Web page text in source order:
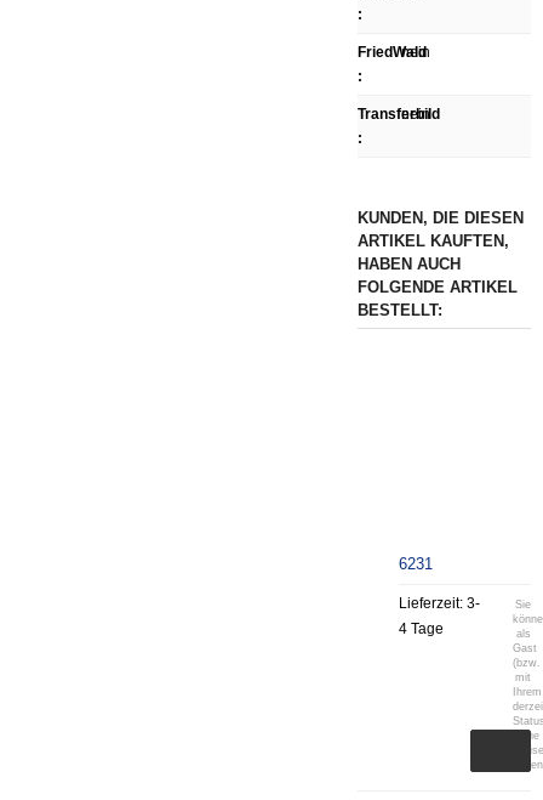
:
FriedWald
:
nein
Transferbild
:
nein
KUNDEN, DIE DIESEN
ARTIKEL KAUFTEN,
HABEN AUCH
FOLGENDE ARTIKEL
BESTELLT:
6231
Lieferzeit:3-
4 Tage
Sie
als
Gast
(bzw.
mit
Ihrem
keine